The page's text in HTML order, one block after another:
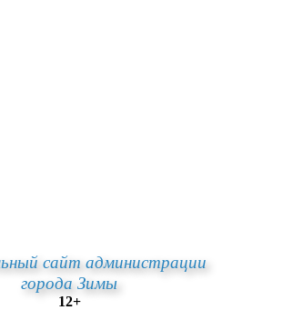
сайт администрации
города Зимы
12+